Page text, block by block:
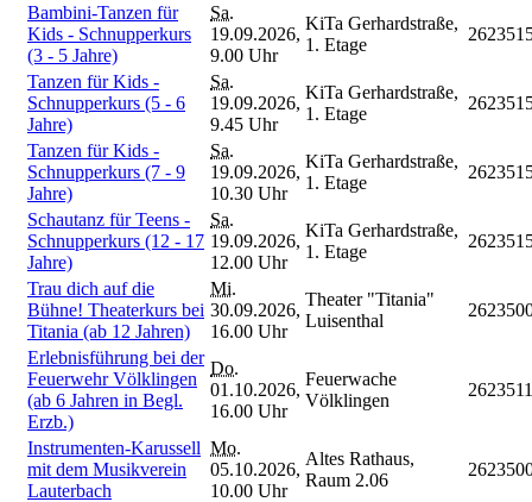
Bambini-Tanzen für
Kids - Schnupperkurs
(3 - 5 Jahre)
Sa.
19.09.2026,
9.00 Uhr
KiTa Gerhardstraße,
1. Etage
Tanzen für Kids -
Schnupperkurs (5 - 6
Jahre)
Sa.
19.09.2026,
9.45 Uhr
KiTa Gerhardstraße,
1. Etage
Tanzen für Kids -
Schnupperkurs (7 - 9
Jahre)
Sa.
19.09.2026,
10.30 Uhr
KiTa Gerhardstraße,
1. Etage
Schautanz für Teens -
Schnupperkurs (12 - 17
Jahre)
Sa.
19.09.2026,
12.00 Uhr
KiTa Gerhardstraße,
1. Etage
Trau dich auf die
Bühne! Theaterkurs bei
Titania (ab 12 Jahren)
Mi.
30.09.2026,
16.00 Uhr
Theater "Titania"
Luisenthal
Erlebnisführung bei der
Feuerwehr Völklingen
(ab 6 Jahren in Begl.
Erzb.)
Do.
01.10.2026,
16.00 Uhr
Feuerwache
Völklingen
Instrumenten-Karussell
mit dem Musikverein
Lauterbach
Mo.
05.10.2026,
10.00 Uhr
Altes Rathaus,
Raum 2.06